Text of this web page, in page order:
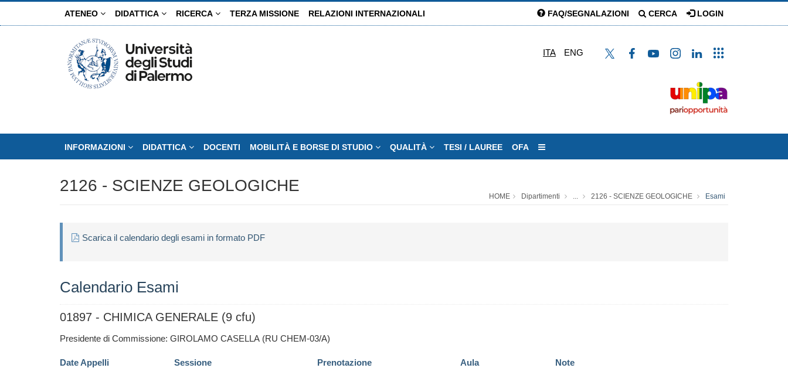
ATENEO DIDATTICA RICERCA TERZA MISSIONE RELAZIONI INTERNAZIONALI FAQ/SEGNALAZIONI CERCA LOGIN
ITA ENG
INFORMAZIONI DIDATTICA DOCENTI MOBILITÀ E BORSE DI STUDIO QUALITÀ TESI / LAUREE OFA
2126 - SCIENZE GEOLOGICHE
HOME Dipartimenti ... 2126 - SCIENZE GEOLOGICHE Esami
Scarica il calendario degli esami in formato PDF
Calendario Esami
01897 - CHIMICA GENERALE (9 cfu)
Presidente di Commissione: GIROLAMO CASELLA (RU CHEM-03/A)
Date Appelli Sessione Prenotazione Aula Note